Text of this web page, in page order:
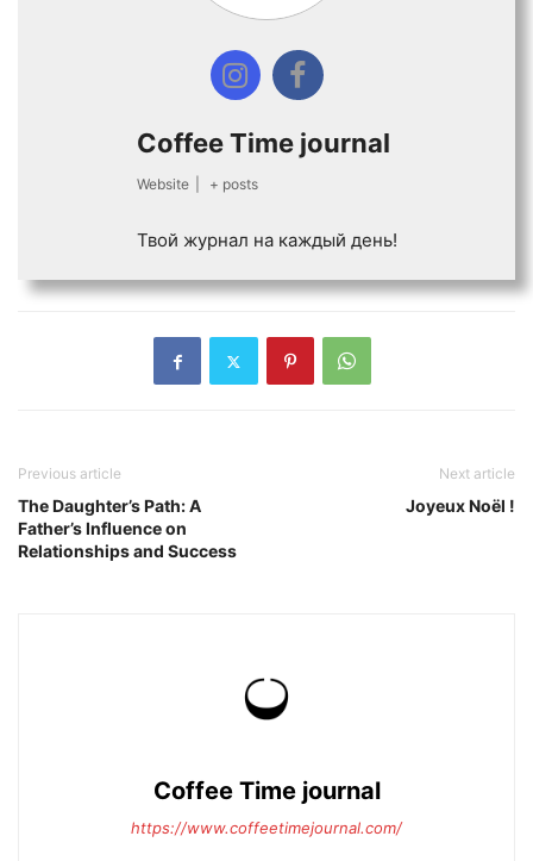
Coffee Time journal
Website + posts
Твой журнал на каждый день!
Previous article
The Daughter’s Path: A
Father’s Influence on
Relationships and Success
Next article
Joyeux Noël !
Coffee Time journal
https://www.coffeetimejournal.com/